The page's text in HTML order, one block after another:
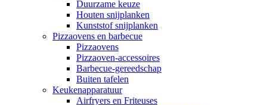
Duurzame keuze
Houten snijplanken
Kunststof snijplanken
Pizzaovens en barbecue
Pizzaovens
Pizzaoven-accessoires
Barbecue-gereedschap
Buiten tafelen
Keukenapparatuur
Airfryers en Friteuses